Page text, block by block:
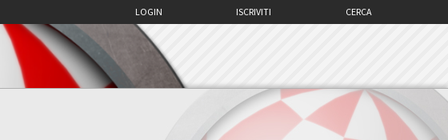
CERCA
ISCRIVITI
LOGIN